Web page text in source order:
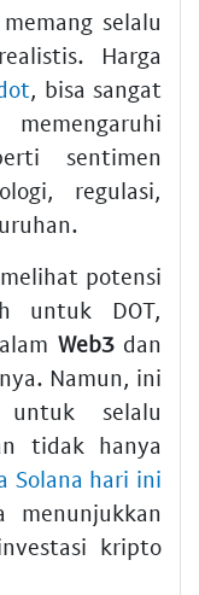
selalu
Harga
, bisa sangat
sentimen
regulasi,
potensi
untuk DOT,
Web3dan
Namun, ini
selalu
tidak hanya
Solana hari ini
kripto